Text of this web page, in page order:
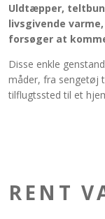
Uldtæpper,
livsgivende
forsøger at
Disse enkle
måder, fra sengetøj
tilflugtssted til et
RENT